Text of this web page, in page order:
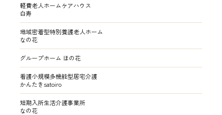
軽費老人ホームケアハウス
白寿
地域密着型特別養護老人ホーム
なの花
グループホーム ほの花
看護小規模多機能型居宅介護
かんたきsatoiro
短期入所生活介護事業所
なの花